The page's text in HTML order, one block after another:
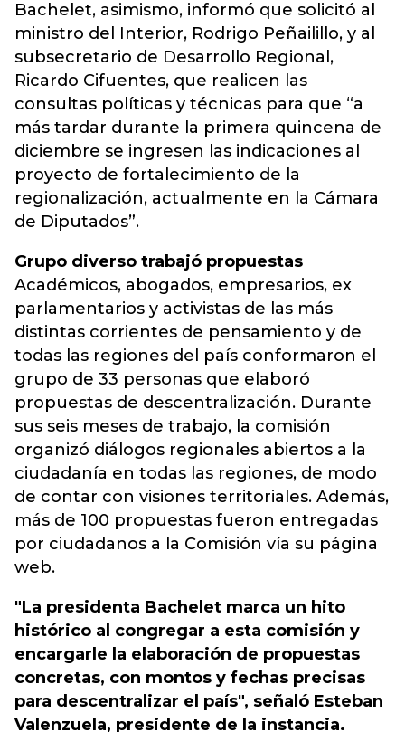
Bachelet, asimismo, informó que solicitó al
ministro del Interior, Rodrigo Peñailillo, y al
subsecretario de Desarrollo Regional,
Ricardo Cifuentes, que realicen las
consultas políticas y técnicas para que “a
más tardar durante la primera quincena de
diciembre se ingresen las indicaciones al
proyecto de fortalecimiento de la
regionalización, actualmente en la Cámara
de Diputados”.
Grupo diverso trabajó propuestas
Académicos, abogados, empresarios, ex
parlamentarios y activistas de las más
distintas corrientes de pensamiento y de
todas las regiones del país conformaron el
grupo de 33 personas que elaboró
propuestas de descentralización. Durante
sus seis meses de trabajo, la comisión
organizó diálogos regionales abiertos a la
ciudadanía en todas las regiones, de modo
de contar con visiones territoriales. Además,
más de 100 propuestas fueron entregadas
por ciudadanos a la Comisión vía su página
web.
"La presidenta Bachelet marca un hito
histórico al congregar a esta comisión y
encargarle la elaboración de propuestas
concretas, con montos y fechas precisas
para descentralizar el país", señaló Esteban
Valenzuela, presidente de la instancia.